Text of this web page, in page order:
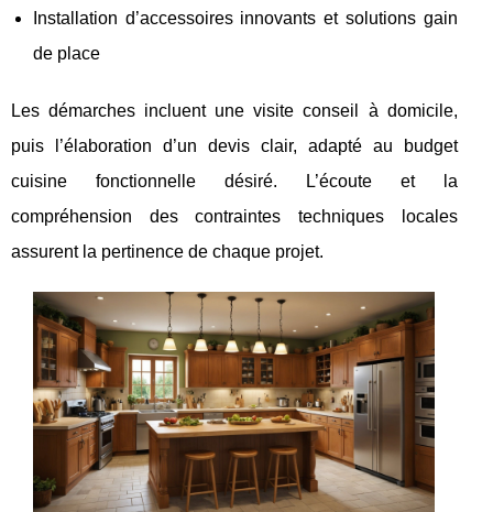
Installation d’accessoires innovants et solutions gain
de place
Les démarches incluent une visite conseil à domicile,
puis l’élaboration d’un devis clair, adapté au budget
cuisine fonctionnelle désiré. L’écoute et la
compréhension des contraintes techniques locales
assurent la pertinence de chaque projet.